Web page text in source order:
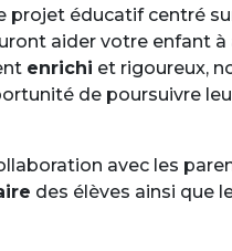
projet éducatif centré
aider votre enfant
enrichi et rigoureux,
de poursuivre
avec les
des élèves ainsi que